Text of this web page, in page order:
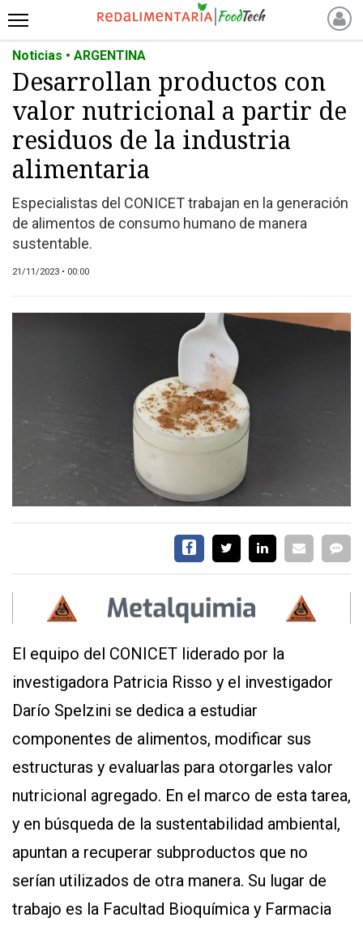
INICIO
NOTICIAS RECIENTES
NOTICIAS
PROTEÍNAS
ALTERNATIVAS
ANIMAL FREE
FOODTECH
OTROS INGREDIENTES
MARKETPLACE
TÉRMINOS
CONDICIONES
POLÍTICAS
PRIVACIDAD
MAPA
DEL
SITIO
Noticias • ARGENTINA
Desarrollan productos con
valor nutricional a partir de
residuos de la industria
alimentaria
Especialistas del CONICET trabajan en la generación
de alimentos de consumo humano de manera
sustentable.
21/11/2023 • 00:00
El equipo del CONICET liderado por la
investigadora Patricia Risso y el investigador
Darío Spelzini se dedica a estudiar
componentes de alimentos, modificar sus
estructuras y evaluarlas para otorgarles valor
nutricional agregado. En el marco de esta tarea,
y en búsqueda de la sustentabilidad ambiental,
apuntan a recuperar subproductos que no
serían utilizados de otra manera. Su lugar de
trabajo es la Facultad Bioquímica y Farmacia